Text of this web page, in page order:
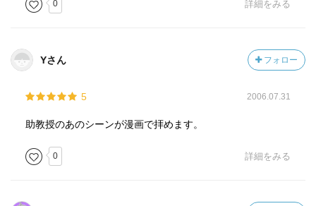
0 詳細をみる
Yさん フォロー
5 2006.07.31
助教授のあのシーンが漫画で拝めます。
0 詳細をみる